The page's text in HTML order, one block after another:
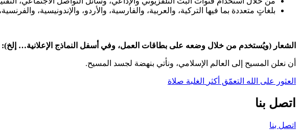
بلغاتٍ متعددة بما فيها التركية، والعربية، والفارسية، والأردو، والإندونيسية،
الشعار (ويُستخدم من خلال وضعه على بطاقات العمل، وفي أسفل النماذج الإعلانية… إلخ):
أن نعلن المسيح إلى العالم الإسلامي، ونأتي بنهضة لجسد المسيح.
العثور على الله التعمّق أكثر الغلبة صلاة
اتصل بنا
اتصل بنا